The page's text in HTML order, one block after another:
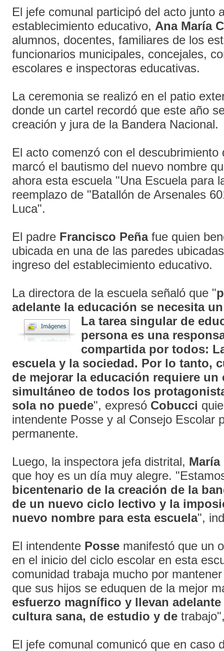
El jefe comunal participó del acto junto
establecimiento educativo, Ana María
alumnos, docentes, familiares de los
funcionarios municipales, concejales,
escolares e inspectoras educativas.
La ceremonia se realizó en el patio
donde un cartel recordó que este año
creación y jura de la Bandera Nacional.
El acto comenzó con el descubrimiento
marcó el bautismo del nuevo nombre
ahora esta escuela "Una Escuela para
reemplazo de "Batallón de Arsenales
Luca".
El padre Francisco Peñafue quien
ubicada en una de las paredes
ingreso del establecimiento educativo.
La directora de la escuela señaló que "
adelante la educación se necesita
La tarea singular de
persona es una
compartida por todos:
escuela y la sociedad. Por lo tanto,
de mejorar la educación requiere un
simultáneo de todos los
sola no puede", expresó Cobucci
intendente Posse y al Consejo Escolar
permanente.
Luego, la inspectora jefa distrital,
que hoy es un día muy alegre.
bicentenario de la creación de la
de un nuevo ciclo lectivo y la
nuevo nombre para esta escuela",
El intendente Posse manifestó que un
en el inicio del ciclo escolar en esta
comunidad trabaja mucho por
que sus hijos se eduquen de la mejor
esfuerzo magnífico y llevan
cultura sana, de estudio y de
El jefe comunal comunicó que en caso